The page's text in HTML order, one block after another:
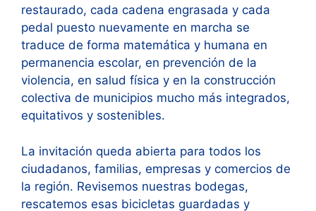
restaurado, cada cadena engrasada y cada
pedal puesto nuevamente en marcha se
traduce de forma matemática y humana en
permanencia escolar, en prevención de la
violencia, en salud física y en la construcción
colectiva de municipios mucho más integrados,
equitativos y sostenibles.
La invitación queda abierta para todos los
ciudadanos, familias, empresas y comercios de
la región. Revisemos nuestras bodegas,
rescatemos esas bicicletas guardadas y